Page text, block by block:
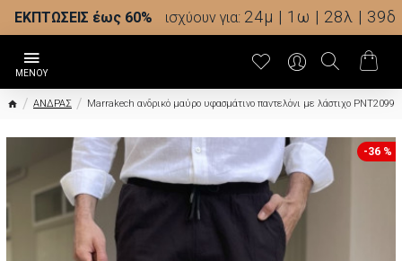
ΕΚΠΤΩΣΕΙΣ έως 60% ισχύουν για: 24μ | 1ω | 28λ | 38δ
ΑΝΔΡΑΣ Marrakech ανδρικό μαύρο υφασμάτινο παντελόνι με λάστιχο PNT2099
-36 %